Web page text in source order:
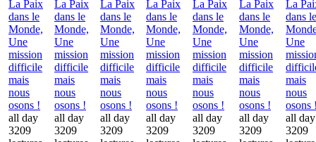
La Paix
dans le
Monde,
Une
mission
difficile
mais
nous
osons !
all day
3209
La Paix
dans le
Monde,
Une
mission
difficile
mais
nous
osons !
all day
3209
La Paix
dans le
Monde,
Une
mission
difficile
mais
nous
osons !
all day
3209
La Paix
dans le
Monde,
Une
mission
difficile
mais
nous
osons !
all day
3209
La Paix
dans le
Monde,
Une
mission
difficile
mais
nous
osons !
all day
3209
La Paix
dans le
Monde,
Une
mission
difficile
mais
nous
osons !
all day
3209
La
dans le
Une
mais
nous
osons !
all day
3209